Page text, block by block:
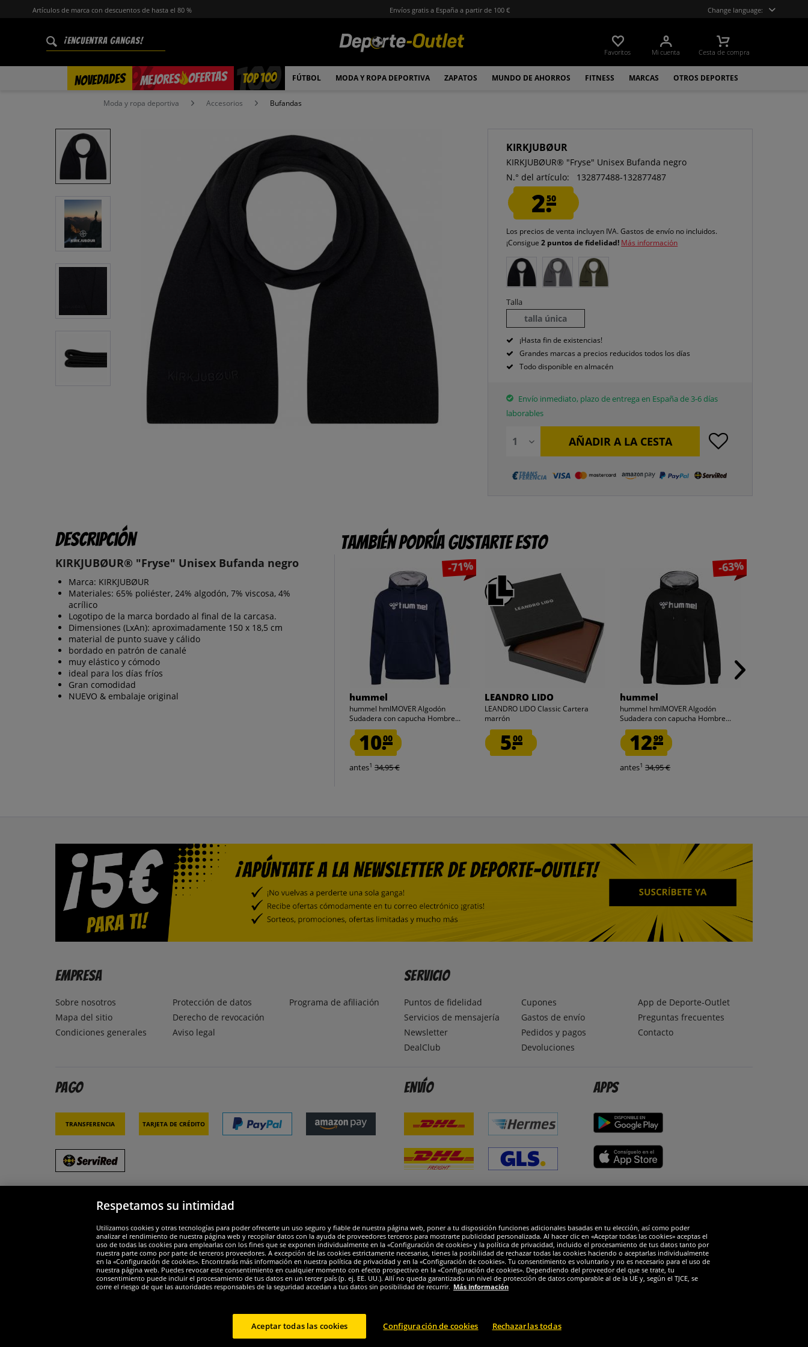
Artículos de marca con descuentos de hasta el 80 % Envíos gratis a España a partir de 100 € Change language:
Favoritos Mi cuenta Cesta de compra
NOVEDADES MEJORES OFERTAS
% TOP 100 FÚTBOL MODA Y ROPA DEPORTIVA ZAPATOS MUNDO DE AHORROS FITNESS MARCAS OTROS DEPORTES
Moda y ropa deportiva Accesorios Bufandas
KIRKJUBØUR
KIRKJUBØUR® "Fryse" Unisex Bufanda negro
N.° del artículo:
132877488-132877487
2.50
Los precios de venta incluyen IVA.Gastos de envío no incluidos.
¡Consigue2 puntos de fidelidad! Más información
Talla
talla única
¡Hasta fin de existencias!
Grandes marcas a precios reducidos todos los días
Todo disponible en almacén
Envío inmediato, plazo de entrega en España de 3-6 días
laborables
AÑADIR A LA CESTA
Descripción
KIRKJUBØUR® "Fryse" Unisex Bufanda negro
Marca: KIRKJUBØUR
Materiales: 65% poliéster, 24% algodón, 7% viscosa, 4%
acrílico
Logotipo de la marca bordado al final de la carcasa.
Dimensiones (LxAn): aproximadamente 150 x 18,5 cm
material de punto suave y cálido
bordado en patrón de canalé
muy elástico y cómodo
ideal para los días fríos
Gran comodidad
NUEVO & embalaje original
También podría gustarte esto
-71%
hummel
hummel hmlMOVER Algodón
Sudadera con capucha Hombre...
10.00
antes1 34,95 €
LEANDRO LIDO
LEANDRO LIDO Classic Cartera
marrón
5.00
-63%
hummel
hummel hmlMOVER Algodón
Sudadera con capucha Hombre...
12.99
antes1 34,95 €
Empresa
Sobre nosotros
Mapa del sitio
Condiciones generales
Protección de datos
Derecho de revocación
Aviso legal
Programa de afiliación
Servicio
Puntos de fidelidad
Servicios de mensajería
Newsletter
DealClub
Cupones
Gastos de envío
Pedidos y pagos
Devoluciones
App de Deporte-Outlet
Preguntas frecuentes
Contacto
Pago
Transferencia Tarjeta de crédito
Envío Apps
Widerruf
Respetamos su intimidad
Utilizamos cookies y otras tecnologías para poder ofrecerte un uso seguro y fiable de nuestra página web, poner a tu disposición funciones adicionales basadas en tu elección, así como poder
analizar el rendimiento de nuestra página web y recopilar datos con la ayuda de proveedores terceros para mostrarte publicidad personalizada. Al hacer clic en «Aceptar todas las cookies» aceptas el
uso de todas las cookies para emplearlas con los fines que se exponen individualmente en la «Configuración de cookies» y la política de privacidad, incluido el procesamiento de tus datos tanto por
nuestra parte como por parte de terceros proveedores. A excepción de las cookies estrictamente necesarias, tienes la posibilidad de rechazar todas las cookies haciendo o aceptarlas individualmente
en la «Configuración de cookies». Encontrarás más información en nuestra política de privacidad y en la «Configuración de cookies». Tu consentimiento es voluntario y no es necesario para el uso de
nuestra página web. Puedes revocar este consentimiento en cualquier momento con efecto prospectivo en la «Configuración de cookies». Dependiendo del proveedor del que se trate, tu
consentimiento puede incluir el procesamiento de tus datos en un tercer país (p. ej. EE. UU.). Allí no queda garantizado un nivel de protección de datos comparable al de la UE y, según el TJCE, se
corre el riesgo de que las autoridades responsables de la seguridad accedan a tus datos sin posibilidad de recurrir. Más información
Configuración de cookies Rechazarlas todas
Aceptar todas las cookies